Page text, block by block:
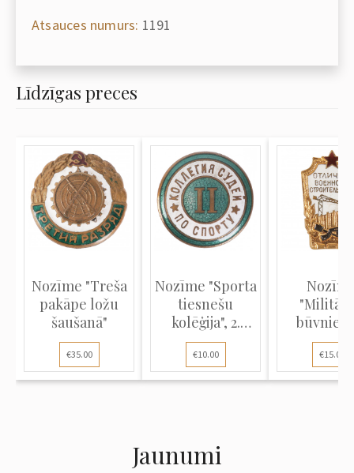
Atsauces numurs: 1191
Līdzīgas preces
Nozīme "Treša
pakāpe ložu
šaušanā"
€35.00
Nozīme "Sporta
tiesnešu
kolēģija", 2.
pakāpe
€10.00 €15.00
Jaunumi